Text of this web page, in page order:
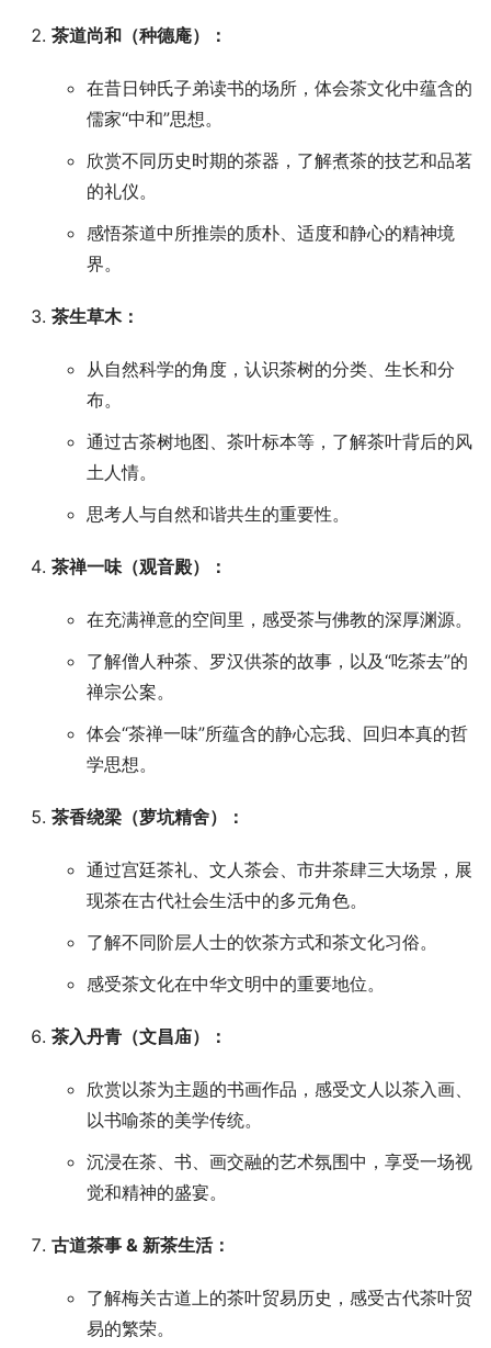
茶道尚和（种德庵）：
在昔日钟氏子弟读书的场所，体会茶文化中蕴含的
儒家“中和”思想。
欣赏不同历史时期的茶器，了解煮茶的技艺和品茗
的礼仪。
感悟茶道中所推崇的质朴、适度和静心的精神境
界。
茶生草木：
从自然科学的角度，认识茶树的分类、生长和分
布。
通过古茶树地图、茶叶标本等，了解茶叶背后的风
土人情。
思考人与自然和谐共生的重要性。
茶禅一味（观音殿）：
在充满禅意的空间里，感受茶与佛教的深厚渊源。
了解僧人种茶、罗汉供茶的故事，以及“吃茶去”的
禅宗公案。
体会“茶禅一味”所蕴含的静心忘我、回归本真的哲
学思想。
茶香绕梁（萝坑精舍）：
通过宫廷茶礼、文人茶会、市井茶肆三大场景，展
现茶在古代社会生活中的多元角色。
了解不同阶层人士的饮茶方式和茶文化习俗。
感受茶文化在中华文明中的重要地位。
茶入丹青（文昌庙）：
欣赏以茶为主题的书画作品，感受文人以茶入画、
以书喻茶的美学传统。
沉浸在茶、书、画交融的艺术氛围中，享受一场视
觉和精神的盛宴。
古道茶事 & 新茶生活：
了解梅关古道上的茶叶贸易历史，感受古代茶叶贸
易的繁荣。